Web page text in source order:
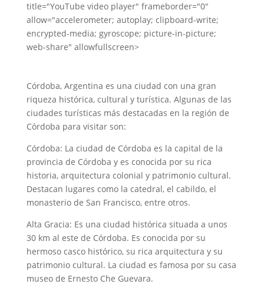
title="YouTube video player" frameborder="0"
allow="accelerometer; autoplay; clipboard-write;
encrypted-media; gyroscope; picture-in-picture;
web-share" allowfullscreen>
Córdoba, Argentina es una ciudad con una gran
riqueza histórica, cultural y turística. Algunas de las
ciudades turísticas más destacadas en la región de
Córdoba para visitar son:
Córdoba: La ciudad de Córdoba es la capital de la
provincia de Córdoba y es conocida por su rica
historia, arquitectura colonial y patrimonio cultural.
Destacan lugares como la catedral, el cabildo, el
monasterio de San Francisco, entre otros.
Alta Gracia: Es una ciudad histórica situada a unos
30 km al este de Córdoba. Es conocida por su
hermoso casco histórico, su rica arquitectura y su
patrimonio cultural. La ciudad es famosa por su casa
museo de Ernesto Che Guevara.